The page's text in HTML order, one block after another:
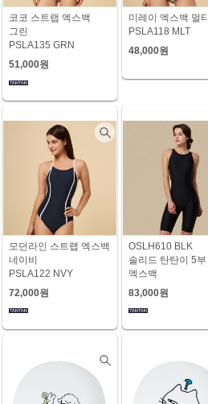
코코 스트랩 엑스백
그린
PSLA135 GRN
51,000원
미레이 엑스백 멀티
PSLA118 MLT
48,000원
모던라인 스트랩 엑스백
네이비
PSLA122 NVY
72,000원
OSLH610 BLK
솔리드 탄탄이 5부
엑스백
83,000원